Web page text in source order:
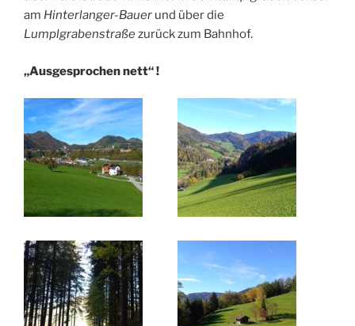
am Hinterlanger-Bauer und über die
Lumplgrabenstraßezurück zum Bahnhof.
„Ausgesprochen nett“ !